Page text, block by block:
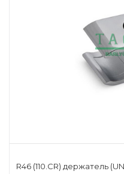
R46 (110.CR) держатель